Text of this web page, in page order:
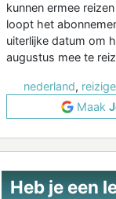
kunnen ermee
loopt het
uiterlijke datum om
augustus mee te
nederland,
Maak
Heb je een